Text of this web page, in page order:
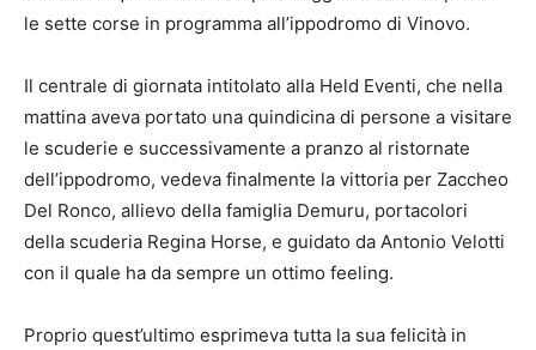
le sette corse in programma all’ippodromo di Vinovo.
Il centrale di giornata intitolato alla Held Eventi, che nella
mattina aveva portato una quindicina di persone a visitare
le scuderie e successivamente a pranzo al ristornate
dell’ippodromo, vedeva finalmente la vittoria per Zaccheo
Del Ronco, allievo della famiglia Demuru, portacolori
della scuderia Regina Horse, e guidato da Antonio Velotti
con il quale ha da sempre un ottimo feeling.
Proprio quest’ultimo esprimeva tutta la sua felicità in